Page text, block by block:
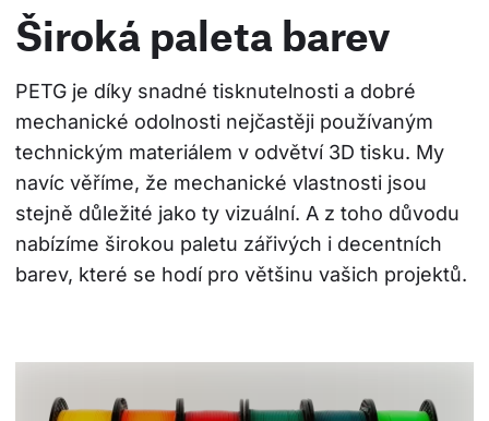
Široká paleta barev
PETG je díky snadné tisknutelnosti a dobré
mechanické odolnosti nejčastěji používaným
technickým materiálem v odvětví 3D tisku. My
navíc věříme, že mechanické vlastnosti jsou
stejně důležité jako ty vizuální. A z toho důvodu
nabízíme širokou paletu zářivých i decentních
barev, které se hodí pro většinu vašich projektů.